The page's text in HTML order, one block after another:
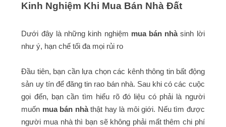
Kinh Nghiệm Khi Mua Bán Nhà Đất
Dưới đây là những kinh nghiệm mua bán nhàsinh lời
như ý, hạn chế tối đa mọi rủi ro
Đầu tiên, bạn cần lựa chọn các kênh thông tin bất động
sản uy tín để đăng tin rao bán nhà. Sau khi có các cuộc
gọi đến, bạn cần tìm hiểu rõ đó liệu có phải là người
muốn mua bán nhàthật hay là môi giới. Nếu tìm được
người mua nhà thì bạn sẽ không phải mất thêm chi phí